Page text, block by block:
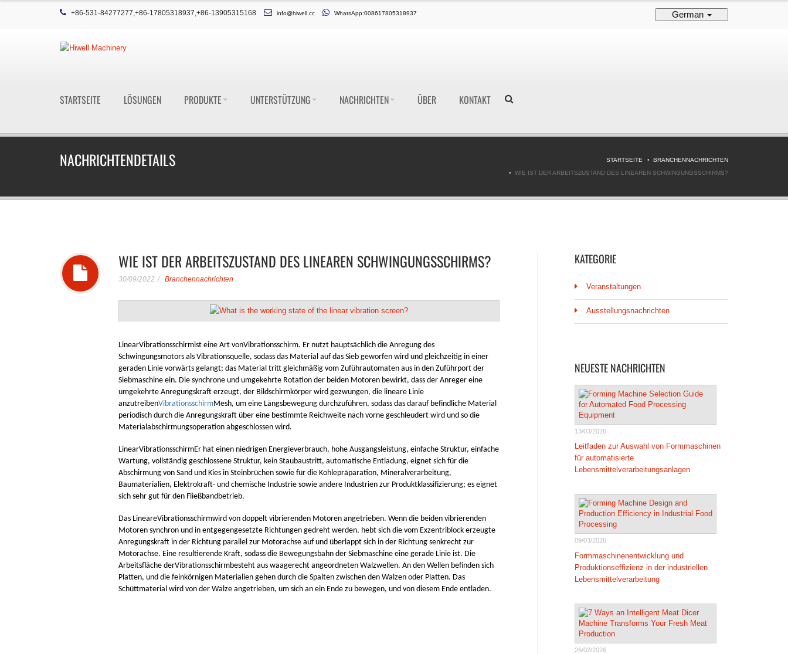
+86-531-84277277,+86-17805318937,+86-13905315168 info@hiwell.cc WhatsApp:008617805318937 German
STARTSEITE LÖSUNGEN PRODUKTE UNTERSTÜTZUNG NACHRICHTEN ÜBER KONTAKT
NACHRICHTENDETAILS STARTSEITE
BRANCHENNACHRICHTEN
WIE IST DER ARBEITSZUSTAND DES LINEAREN SCHWINGUNGSSCHIRMS?
WIE IST DER ARBEITSZUSTAND DES LINEAREN SCHWINGUNGSSCHIRMS?
30/09/2022 Branchennachrichten
KATEGORIE
Veranstaltungen
Ausstellungsnachrichten
NEUESTE NACHRICHTEN
13/03/2026
Leitfaden zur Auswahl von Formmaschinen
für automatisierte
Lebensmittelverarbeitungsanlagen
09/03/2026
Formmaschinenentwicklung und
Produktionseffizienz in der industriellen
Lebensmittelverarbeitung
26/02/2026